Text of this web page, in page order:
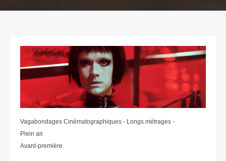
Vagabondages Cinématographiques - Longs métrages -
Plein air.
Avant-première.